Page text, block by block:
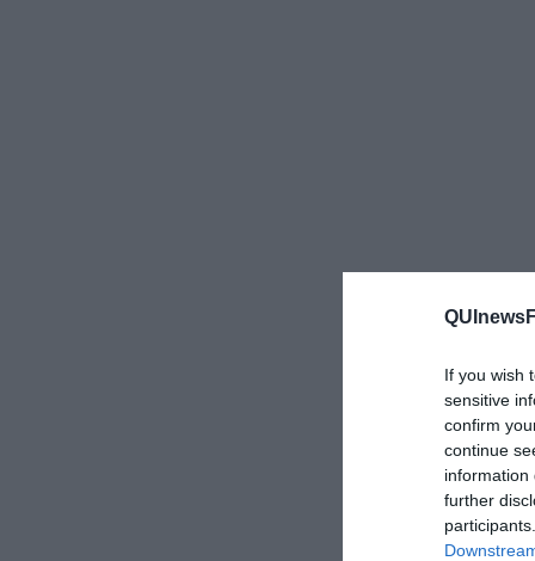
If you wish
sensitive
confirm
continue
information
further